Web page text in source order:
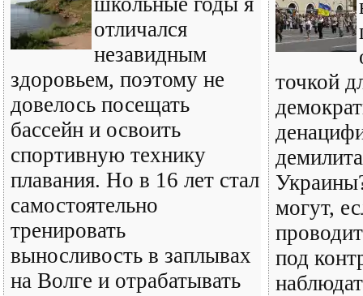
отличался
незавидным
здоровьем, поэтому не
довелось посещать
бассейн и освоить
спортивную технику
плавания. Но в 16 лет стал
самостоятельно
тренировать
выносливость в заплывах
на Волге и отрабатывать
точкой
могут,
под